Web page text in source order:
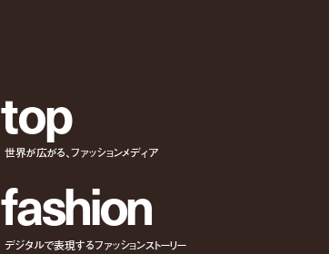
top
世界が広がる、ファッションメディア
fashion
デジタルで表現するファッションストーリー